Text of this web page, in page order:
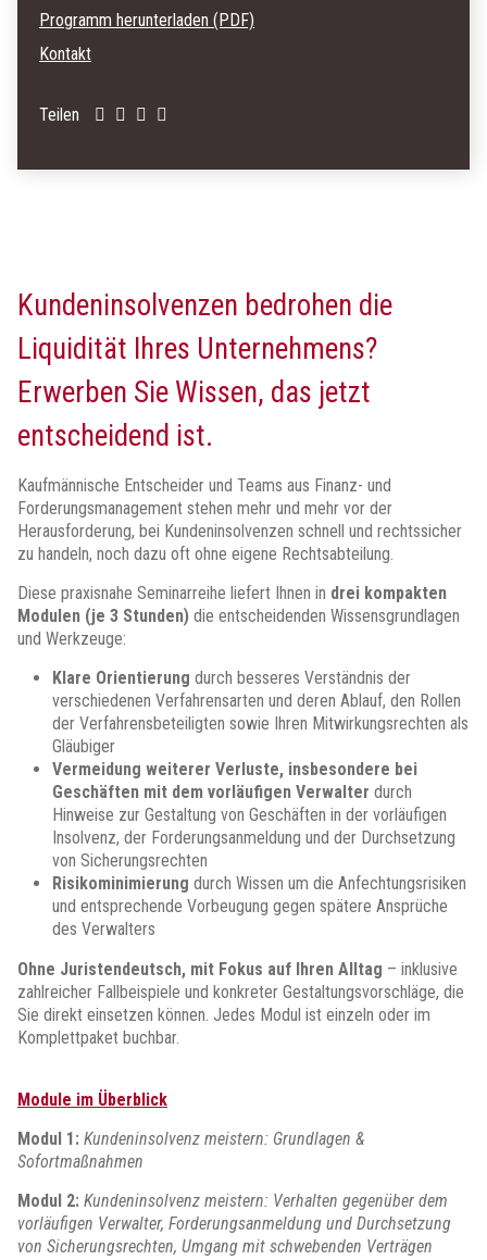
Kundeninsolvenzen bedrohen die
Liquidität Ihres Unternehmens?
Erwerben Sie Wissen, das jetzt
entscheidend ist.
Kaufmännische Entscheider und Teams aus Finanz- und
Forderungsmanagement stehen mehr und mehr vor der
Herausforderung, bei Kundeninsolvenzen schnell und rechtssicher
zu handeln, noch dazu oft ohne eigene Rechtsabteilung.
Diese praxisnahe Seminarreihe liefert Ihnen in drei kompakten
Modulen (je 3 Stunden) die entscheidenden Wissensgrundlagen
und Werkzeuge:
Klare Orientierung durch besseres Verständnis der
verschiedenen Verfahrensarten und deren Ablauf, den Rollen
der Verfahrensbeteiligten sowie Ihren Mitwirkungsrechten als
Gläubiger
Vermeidung weiterer Verluste, insbesondere bei
Geschäften mit dem vorläufigen Verwalter durch
Hinweise zur Gestaltung von Geschäften in der vorläufigen
Insolvenz, der Forderungsanmeldung und der Durchsetzung
von Sicherungsrechten
Risikominimierung durch Wissen um die Anfechtungsrisiken
und entsprechende Vorbeugung gegen spätere Ansprüche
des Verwalters
Ohne Juristendeutsch, mit Fokus auf Ihren Alltag – inklusive
zahlreicher Fallbeispiele und konkreter Gestaltungsvorschläge, die
Sie direkt einsetzen können. Jedes Modul ist einzeln oder im
Komplettpaket buchbar.
Module im Überblick
Modul 1: Kundeninsolvenz meistern: Grundlagen &
Sofortmaßnahmen
Modul 2: Kundeninsolvenz meistern: Verhalten gegenüber dem
vorläufigen Verwalter, Forderungsanmeldung und Durchsetzung
von Sicherungsrechten, Umgang mit schwebenden Verträgen
Programm herunterladen (PDF)
Kontakt
Teilen